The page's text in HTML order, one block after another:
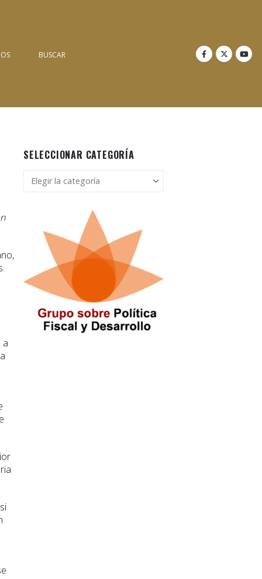
BUSCAR
a
SELECCIONAR CATEGORÍA
Seleccionar
categoría